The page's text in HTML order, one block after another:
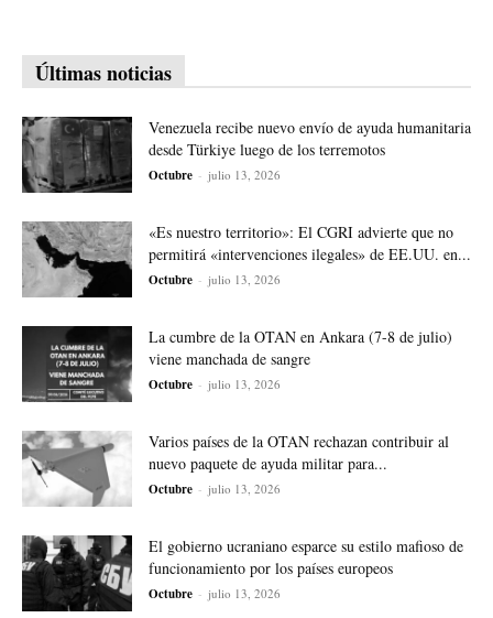
Últimas noticias
Venezuela recibe nuevo envío de ayuda humanitaria
desde Türkiye luego de los terremotos
Octubre - julio 13, 2026
«Es nuestro territorio»: El CGRI advierte que no
permitirá «intervenciones ilegales» de EE.UU. en...
Octubre - julio 13, 2026
La cumbre de la OTAN en Ankara (7-8 de julio)
viene manchada de sangre
Octubre - julio 13, 2026
Varios países de la OTAN rechazan contribuir al
nuevo paquete de ayuda militar para...
Octubre - julio 13, 2026
El gobierno ucraniano esparce su estilo mafioso de
funcionamiento por los países europeos
Octubre - julio 13, 2026